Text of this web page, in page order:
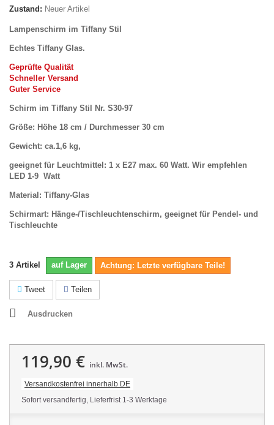
Zustand: Neuer Artikel
Lampenschirm im Tiffany Stil
Echtes Tiffany Glas.
Geprüfte Qualität
Schneller Versand
Guter Service
Schirm im Tiffany Stil Nr. S30-97
Größe: Höhe 18 cm / Durchmesser 30 cm
Gewicht: ca.1,6 kg,
geeignet für Leuchtmittel: 1 x E27 max. 60 Watt. Wir empfehlen
LED 1-9 Watt
Material: Tiffany-Glas
Schirmart: Hänge-/Tischleuchtenschirm, geeignet für Pendel- und
Tischleuchte
3 Artikel auf Lager Achtung: Letzte verfügbare Teile!
Tweet Teilen
Ausdrucken
119,90 € inkl. MwSt.
Versandkostenfrei innerhalb DE
Sofort versandfertig, Lieferfrist 1-3 Werktage